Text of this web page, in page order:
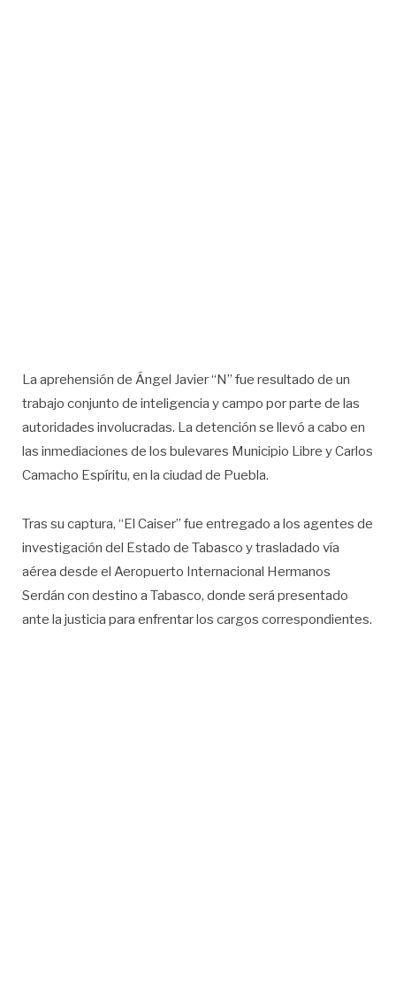
La aprehensión de Ángel Javier “N” fue resultado de un
trabajo conjunto de inteligencia y campo por parte de las
autoridades involucradas. La detención se llevó a cabo en
las inmediaciones de los bulevares Municipio Libre y Carlos
Camacho Espíritu, en la ciudad de Puebla.
Tras su captura, “El Caiser” fue entregado a los agentes de
investigación del Estado de Tabasco y trasladado vía
aérea desde el Aeropuerto Internacional Hermanos
Serdán con destino a Tabasco, donde será presentado
ante la justicia para enfrentar los cargos correspondientes.